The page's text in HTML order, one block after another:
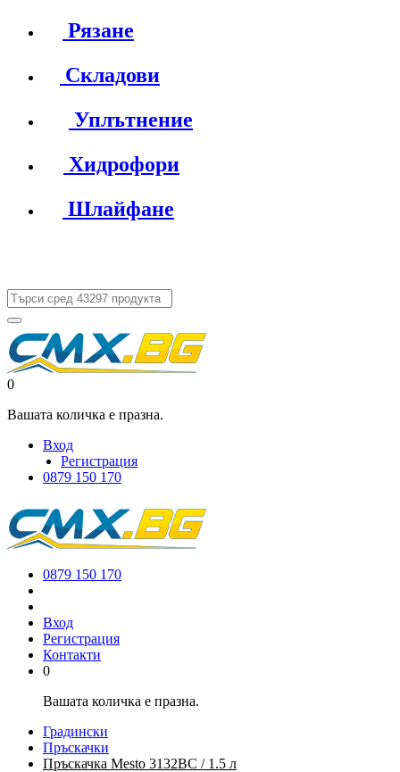
Рязане
Складови
Уплътнение
Хидрофори
Шлайфане
0
Вашата количка е празна.
Вход
Регистрация
0879 150 170
0879 150 170
Вход
Регистрация
Контакти
0
Вашата количка е празна.
Градински
Пръскачки
Пръскачка Mesto 3132BC / 1.5 л